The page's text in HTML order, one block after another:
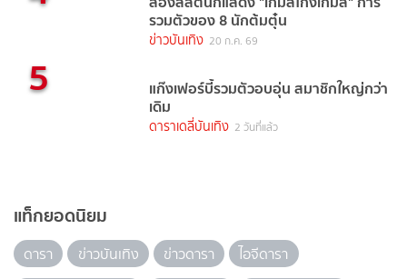
รวมตัวของ 8 นักต้มตุ๋น
ข่าวบันเทิง 20 ก.ค. 69
5 แก๊งเฟอร์บี้รวมตัวอบอุ่น สมาชิกใหญ่กว่า
เดิม
ดาราเดลี่บันเทิง 2 วันที่แล้ว
แท็กยอดนิยม
ดารา ข่าวบันเทิง ข่าวดารา
ไอจีดารา